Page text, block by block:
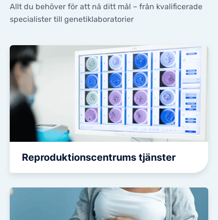
KONTAKTER
KONTAKTER
Allt du behöver för att nå ditt mål – från kvalificerade
specialister till genetiklaboratorier
Reproduktionscentrums tjänster